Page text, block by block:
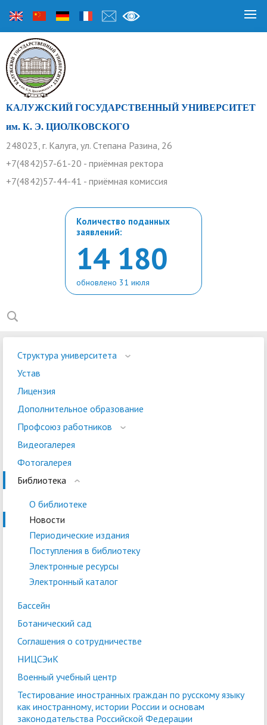
КАЛУЖСКИЙ ГОСУДАРСТВЕННЫЙ УНИВЕРСИТЕТ
им. К. Э. ЦИОЛКОВСКОГО
248023, г. Калуга, ул. Степана Разина, 26
+7(4842)57-61-20 - приёмная ректора
+7(4842)57-44-41 - приёмная комиссия
Количество поданных
заявлений:
14 180
обновлено 31 июля
Структура университета
Устав
Лицензия
Дополнительное образование
Профсоюз работников
Видеогалерея
Фотогалерея
Библиотека
О библиотеке
Новости
Периодические издания
Поступления в библиотеку
Электронные ресурсы
Электронный каталог
Бассейн
Ботанический сад
Соглашения о сотрудничестве
НИЦСЭиК
Военный учебный центр
Тестирование иностранных граждан по русскому языку
как иностранному, истории России и основам
законодательства Российской Федерации